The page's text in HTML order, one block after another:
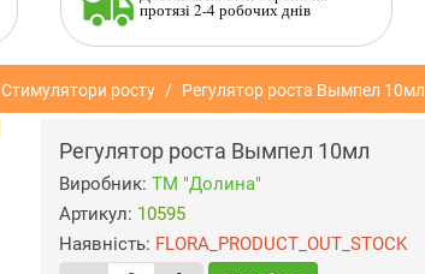
протязі 2-4 робочих днів
Стимулятори росту Регулятор роста Вымпел 10мл
Регулятор роста Вымпел 10мл
Виробник: ТМ "Долина"
Артикул: 10595
Наявність: FLORA_PRODUCT_OUT_STOCK